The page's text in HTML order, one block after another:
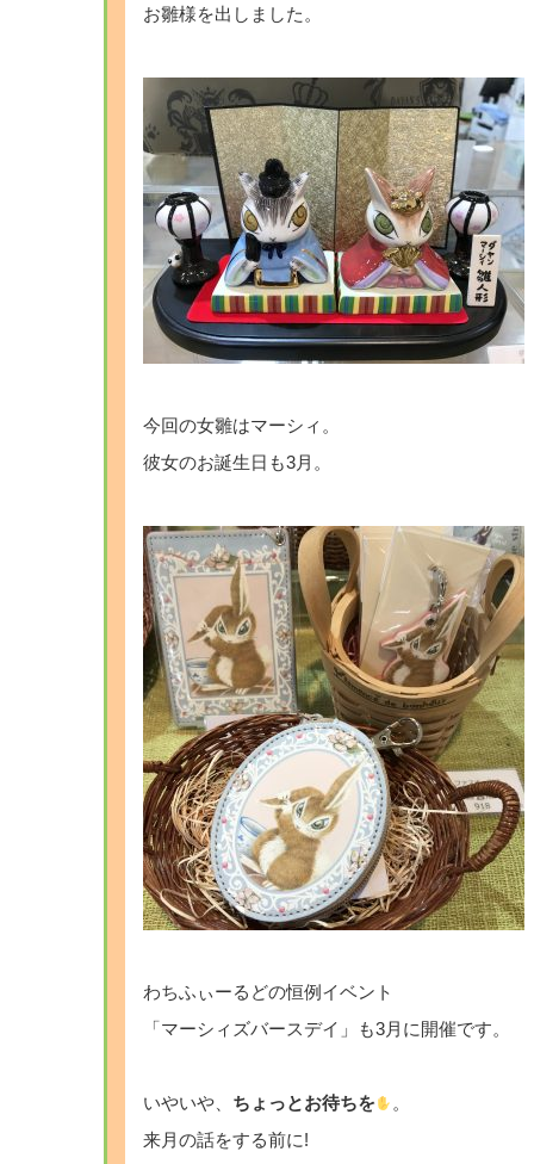
お雛様を出しました。
今回の女雛はマーシィ。
彼女のお誕生日も3月。
わちふぃーるどの恒例イベント
「マーシィズバースデイ」も3月に開催です。
いやいや、 ちょっとお待ちを
。
来月の話をする前に!